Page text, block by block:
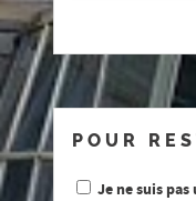
POUR
Je ne suis